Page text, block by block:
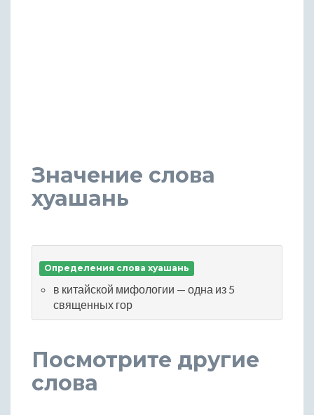
Значение слова
хуашань
Определения слова хуашань
в китайской мифологии — одна из 5
священных гор
Посмотрите другие
слова